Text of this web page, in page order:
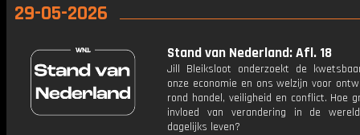
29-05-2026
Stand van Nederland: Afl. 18
Jill Bleiksloot onderzoekt de
onze economie en ons welzijn voor
rond handel, veiligheid en conflict. Hoe
invloed van verandering in de
dagelijks leven?